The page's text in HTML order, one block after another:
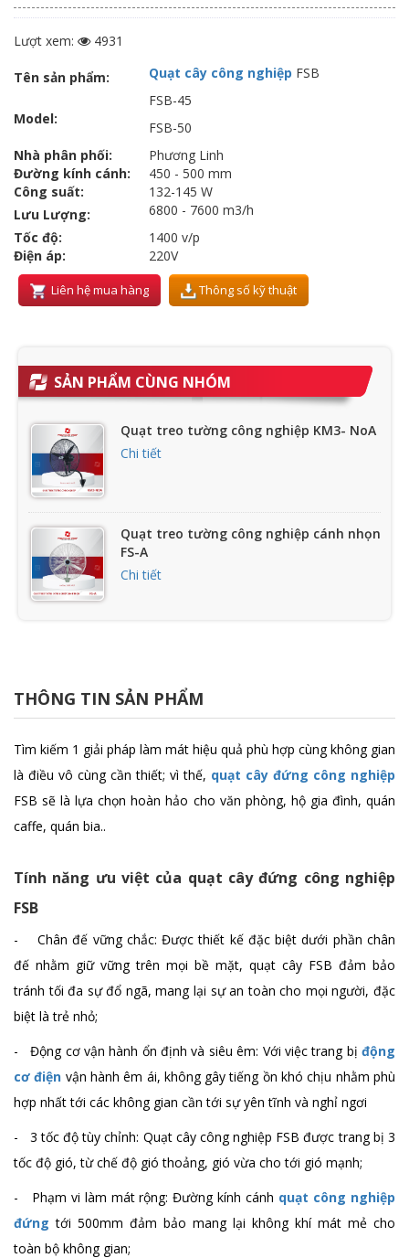
Lượt xem: 4931
Tên sản phẩm: Quạt cây công nghiệp FSB
Model:
FSB-45
FSB-50
Nhà phân phối:
Phương Linh
Đường kính cánh: 450 - 500 mm
Công suất:
132-145 W
Lưu Lượng:
6800 - 7600 m3/h
Tốc độ:
1400 v/p
Điện áp:
220V
Liên hệ mua hàng Thông số kỹ thuật
SẢN PHẨM CÙNG NHÓM
Quạt treo tường công nghiệp KM3- NoA
Chi tiết
Quạt treo tường công nghiệp cánh nhọn
FS-A
Chi tiết
Quạt treo tường FB-45C
Chi tiết
Quạt treo tường công suất 80W FB-45B
Chi tiết
THÔNG TIN SẢN PHẨM
Tìm kiếm 1 giải pháp làm mát hiệu quả phù hợp cùng không gian
là điều vô cùng cần thiết; vì thế, quạt cây đứng công nghiệp
FSB sẽ là lựa chọn hoàn hảo cho văn phòng, hộ gia đình, quán
caffe, quán bia..
Tính năng ưu việt của quạt cây đứng công nghiệp
FSB
- Chân đế vững chắc: Được thiết kế đặc biệt dưới phần chân
đế nhằm giữ vững trên mọi bề mặt, quạt cây FSB đảm bảo
tránh tối đa sự đổ ngã, mang lại sự an toàn cho mọi người, đặc
biệt là trẻ nhỏ;
- Động cơ vận hành ổn định và siêu êm: Với việc trang bị động
cơ điện vận hành êm ái, không gây tiếng ồn khó chịu nhằm phù
hợp nhất tới các không gian cần tới sự yên tĩnh và nghỉ ngơi
- 3 tốc độ tùy chỉnh: Quạt cây công nghiệp FSB được trang bị 3
tốc độ gió, từ chế độ gió thoảng, gió vừa cho tới gió mạnh;
- Phạm vi làm mát rộng: Đường kính cánh quạt công nghiệp
đứng tới 500mm đảm bảo mang lại không khí mát mẻ cho
toàn bộ không gian;